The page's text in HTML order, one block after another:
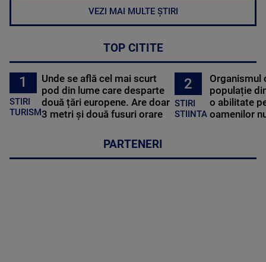
VEZI MAI MULTE ȘTIRI
TOP CITITE
1
STIRI
TURISM
Unde se află cel mai scurt
pod din lume care desparte
două țări europene. Are doar
3 metri și două fusuri orare
2
STIRI
STIINTA
Organismul
populație
o abilitate
oamenilor
PARTENERI